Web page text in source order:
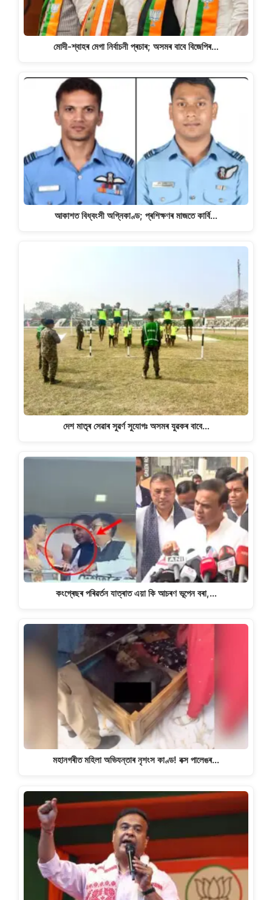
মোদী-শ্বাহৰ মেগা নিৰ্বাচনী প্ৰচাৰ; অসমৰ বাবে বিজেপিৰ…
আকাশত বিধ্বংসী অগ্নিকাণ্ড; প্ৰশিক্ষণৰ মাজতে কাৰ্বি…
দেশ মাতৃৰ সেৱাৰ সুৱৰ্ণ সুযোগঃ অসমৰ যুৱকৰ বাবে…
কংগ্ৰেছৰ পৰিৱৰ্তন যাত্ৰাত এয়া কি আচৰণ ভূপেন বৰা,…
মহানগৰীত মহিলা অভিযন্তাৰ নৃশংস কাণ্ড! বক্স পালেঙৰ…